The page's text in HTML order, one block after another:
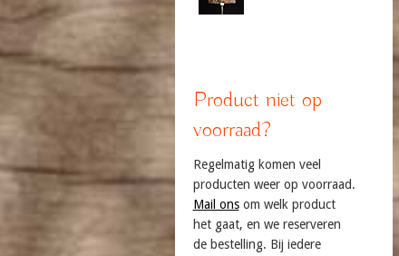
Product niet op
voorraad?
Regelmatig komen veel
producten weer op voorraad.
Mail onsom welk product
het gaat, en we reserveren
de bestelling. Bij iedere